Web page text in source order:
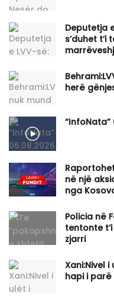
Deputetja
s’duhet
herë
“InfoNata”
në një
nga
Policia në
tentonte
zjarri
Xani:Nivel
hapi i parë